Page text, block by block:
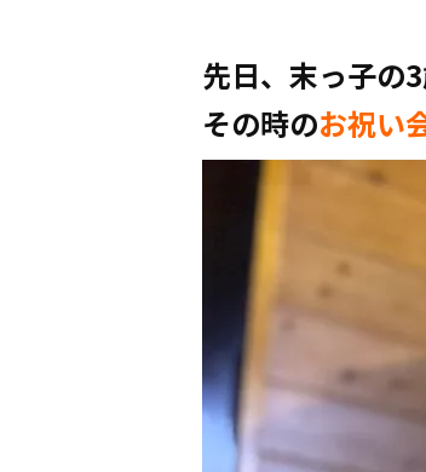
先日、末っ子の
その時のお祝い